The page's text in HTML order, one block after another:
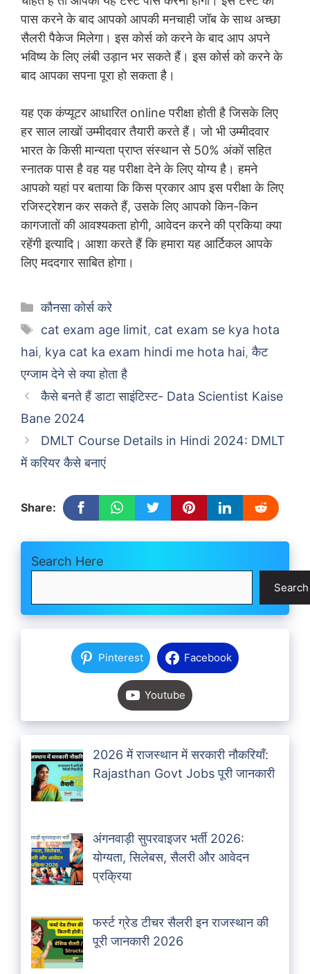
पास करने के बाद आपको आपकी मनचाही जॉब के साथ अच्छा
सैलरी पैकेज मिलेगा। इस कोर्स को करने के बाद आप अपने
भविष्य के लिए लंबी उड़ान भर सकते हैं। इस कोर्स को करने के
बाद आपका सपना पूरा हो सकता है।
यह एक कंप्यूटर आधारित online परीक्षा होती है जिसके लिए
हर साल लाखों उम्मीदवार तैयारी करते हैं। जो भी उम्मीदवार
भारत के किसी मान्यता प्राप्त संस्थान से 50% अंकों सहित
स्नातक पास है वह यह परीक्षा देने के लिए योग्य है। हमने
आपको यहां पर बताया कि किस प्रकार आप इस परीक्षा के लिए
रजिस्ट्रेशन कर सकते हैं, उसके लिए आपको किन-किन
कागजातों की आवश्यकता होगी, आवेदन करने की प्रकिया क्या
रहेंगी इत्यादि। आशा करते हैं कि हमारा यह आर्टिकल आपके
लिए मददगार साबित होगा।
Categories
कौनसा कोर्स करे
Tags
cat exam age limit, cat exam se kya hota
hai, kya cat ka exam hindi me hota hai,कैट
एग्जाम देने से क्या होता है
कैसे बनते हैं डाटा साइंटिस्ट- Data Scientist Kaise
Bane 2024
DMLT Course Details in Hindi 2024: DMLT
में करियर कैसे बनाएं
Share:
Search Here
Search
Pinterest Facebook
Youtube
2026 में राजस्थान में सरकारी नौकरियाँ:
Rajasthan Govt Jobs पूरी जानकारी
अंगनवाड़ी सुपरवाइजर भर्ती 2026:
योग्यता, सिलेबस, सैलरी और आवेदन
प्रक्रिया
फर्स्ट ग्रेड टीचर सैलरी इन राजस्थान की
पूरी जानकारी 2026